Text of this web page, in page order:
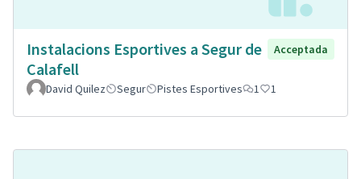
Instalacions Esportives a Segur de
Calafell
Acceptada
David Quilez Segur Pistes Esportives 1 1